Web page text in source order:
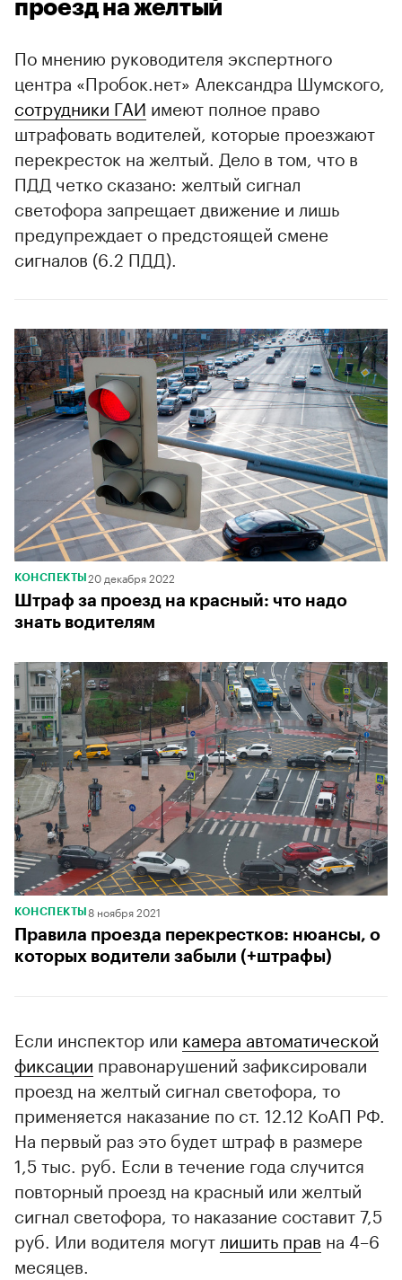
проезд на желтый
По мнению руководителя экспертного
центра «Пробок.нет» Александра Шумского,
сотрудники ГАИ имеют полное право
штрафовать водителей, которые проезжают
перекресток на желтый. Дело в том, что в
ПДД четко сказано: желтый сигнал
светофора запрещает движение и лишь
предупреждает о предстоящей смене
сигналов (6.2 ПДД).
КОНСПЕКТЫ 20 декабря 2022
Штраф за проезд на красный: что надо
знать водителям
КОНСПЕКТЫ 8 ноября 2021
Правила проезда перекрестков: нюансы, о
которых водители забыли (+штрафы)
Если инспектор или камера автоматической
фиксации правонарушений зафиксировали
проезд на желтый сигнал светофора, то
применяется наказание по ст. 12.12 КоАП РФ.
На первый раз это будет штраф в размере
1,5 тыс. руб. Если в течение года случится
повторный проезд на красный или желтый
сигнал светофора, то наказание составит 7,5
руб. Или водителя могут лишить прав на 4–6
месяцев.